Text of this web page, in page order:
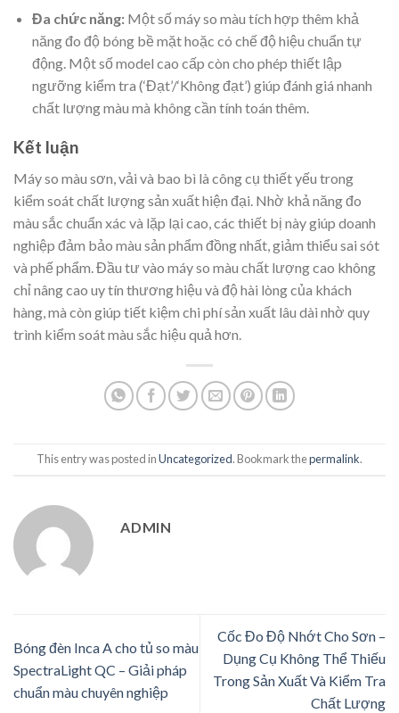
Đa chức năng:Một số máy so màu tích hợp thêm khả
năng đo độ bóng bề mặt hoặc có chế độ hiệu chuẩn tự
động. Một số model cao cấp còn cho phép thiết lập
ngưỡng kiểm tra (‘Đạt’/‘Không đạt’) giúp đánh giá nhanh
chất lượng màu mà không cần tính toán thêm.
Kết luận
Máy so màu sơn, vải và bao bì là công cụ thiết yếu trong
kiểm soát chất lượng sản xuất hiện đại. Nhờ khả năng đo
màu sắc chuẩn xác và lặp lại cao, các thiết bị này giúp doanh
nghiệp đảm bảo màu sản phẩm đồng nhất, giảm thiểu sai sót
và phế phẩm. Đầu tư vào máy so màu chất lượng cao không
chỉ nâng cao uy tín thương hiệu và độ hài lòng của khách
hàng, mà còn giúp tiết kiệm chi phí sản xuất lâu dài nhờ quy
trình kiểm soát màu sắc hiệu quả hơn.
This entry was posted inUncategorized. Bookmark thepermalink.
ADMIN
Bóng đèn Inca A cho tủ so màu
SpectraLight QC – Giải pháp
chuẩn màu chuyên nghiệp
Cốc Đo Độ Nhớt Cho Sơn –
Dụng Cụ Không Thể Thiếu
Trong Sản Xuất Và Kiểm Tra
Chất Lượng